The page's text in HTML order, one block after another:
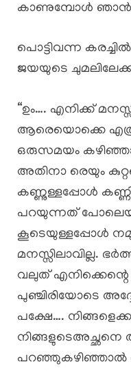
കാണുമ്പോൾ
പൊട്ടിവന്ന
ജയയുടെ
“ഉം…. എനിക്ക്
ആരെയൊക്കെ
ഒരുസമയം
അതിനാ രെയും
കണ്ണുള്ളപ്പോൾ
പറയുന്നത്
കൂടെയുള്ളപ്പോൾ
മനസ്സിലാവില്ല.
വലുത്
പുഞ്ചിരിയോടെ
പക്ഷേ….